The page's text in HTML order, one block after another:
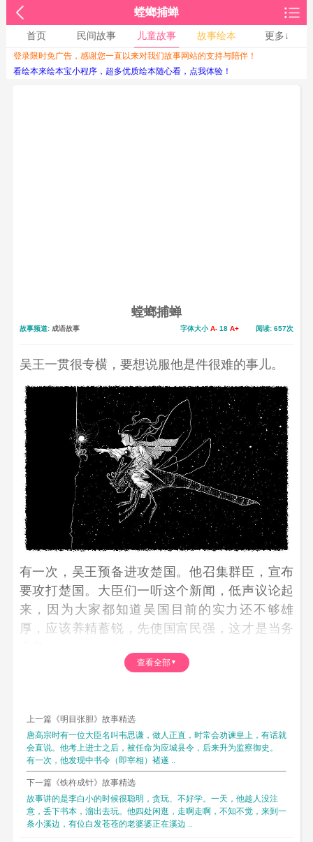
螳螂捕蝉
首页 民间故事 儿童故事 故事绘本
更多↓
收起↑
登录限时免广告，感谢您一直以来对我们故事网站的支持与陪伴！
看绘本来绘本宝小程序，超多优质绘本随心看，点我体验！
螳螂捕蝉
故事频道: 成语故事 字体大小A- 18 A+ 阅读: 657次
吴王一贯很专横，要想说服他是件很难的事儿。
有一次，吴王预备进攻楚国。他召集群臣，宣布
要攻打楚国。大臣们一听这个新闻，低声议论起
来，因为大家都知道吴国目前的实力还不够雄
厚，应该养精蓄锐，先使国富民强，这才是当务
吴王听到大臣们在底下窃窃私语，似有异议，便
决定，倘若有谁执意要阻止我，决不轻饶！”
众大臣面面相觑，谁也不敢乱说一句说，于是，
匆匆退朝。
大臣中有一位正直的年轻人，他下朝后心中仍无
法安宁，思前想后，他觉得不能因为自己而不顾
国家的安危。这位大臣在自家的花园内踱来踱
查看全部
上一篇《明目张胆》故事精选
唐高宗时有一位大臣名叫韦思谦，做人正直，时常会劝谏皇上，有话就
会直说。他考上进士之后，被任命为应城县令，后来升为监察御史。
有一次，他发现中书令（即宰相）褚遂 ..
下一篇《铁杵成针》故事精选
故事讲的是李白小的时候很聪明，贪玩、不好学。一天，他趁人没注
意，丢下书本，溜出去玩。他四处闲逛，走啊走啊，不知不觉，来到一
条小溪边，有位白发苍苍的老婆婆正在溪边 ..